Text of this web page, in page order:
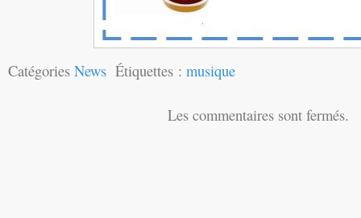
Catégories News Étiquettes : musique
Les commentaires sont fermés.